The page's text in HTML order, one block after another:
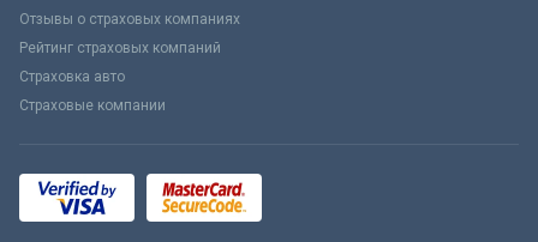
Отзывы о страховых компаниях
Рейтинг страховых компаний
Страховка авто
Страховые компании